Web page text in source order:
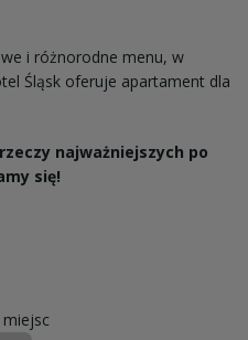
i różnorodne menu, w
Śląsk oferuje apartament dla
najważniejszych po
się!
miejsc